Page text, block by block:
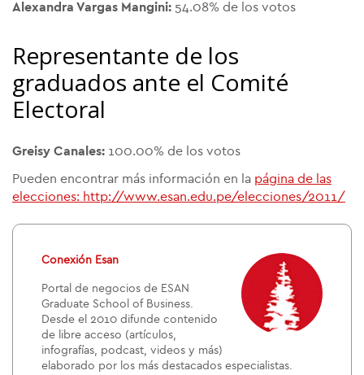
Alexandra Vargas Mangini: 54.08% de los votos
Representante de los
graduados ante el Comité
Electoral
Greisy Canales: 100.00% de los votos
Pueden encontrar más información en la página de las
elecciones: http://www.esan.edu.pe/elecciones/2011/
Conexión Esan
Portal de negocios de ESAN
Graduate School of Business.
Desde el 2010 difunde contenido
de libre acceso (artículos,
infografías, podcast, videos y más)
elaborado por los más destacados especialistas.